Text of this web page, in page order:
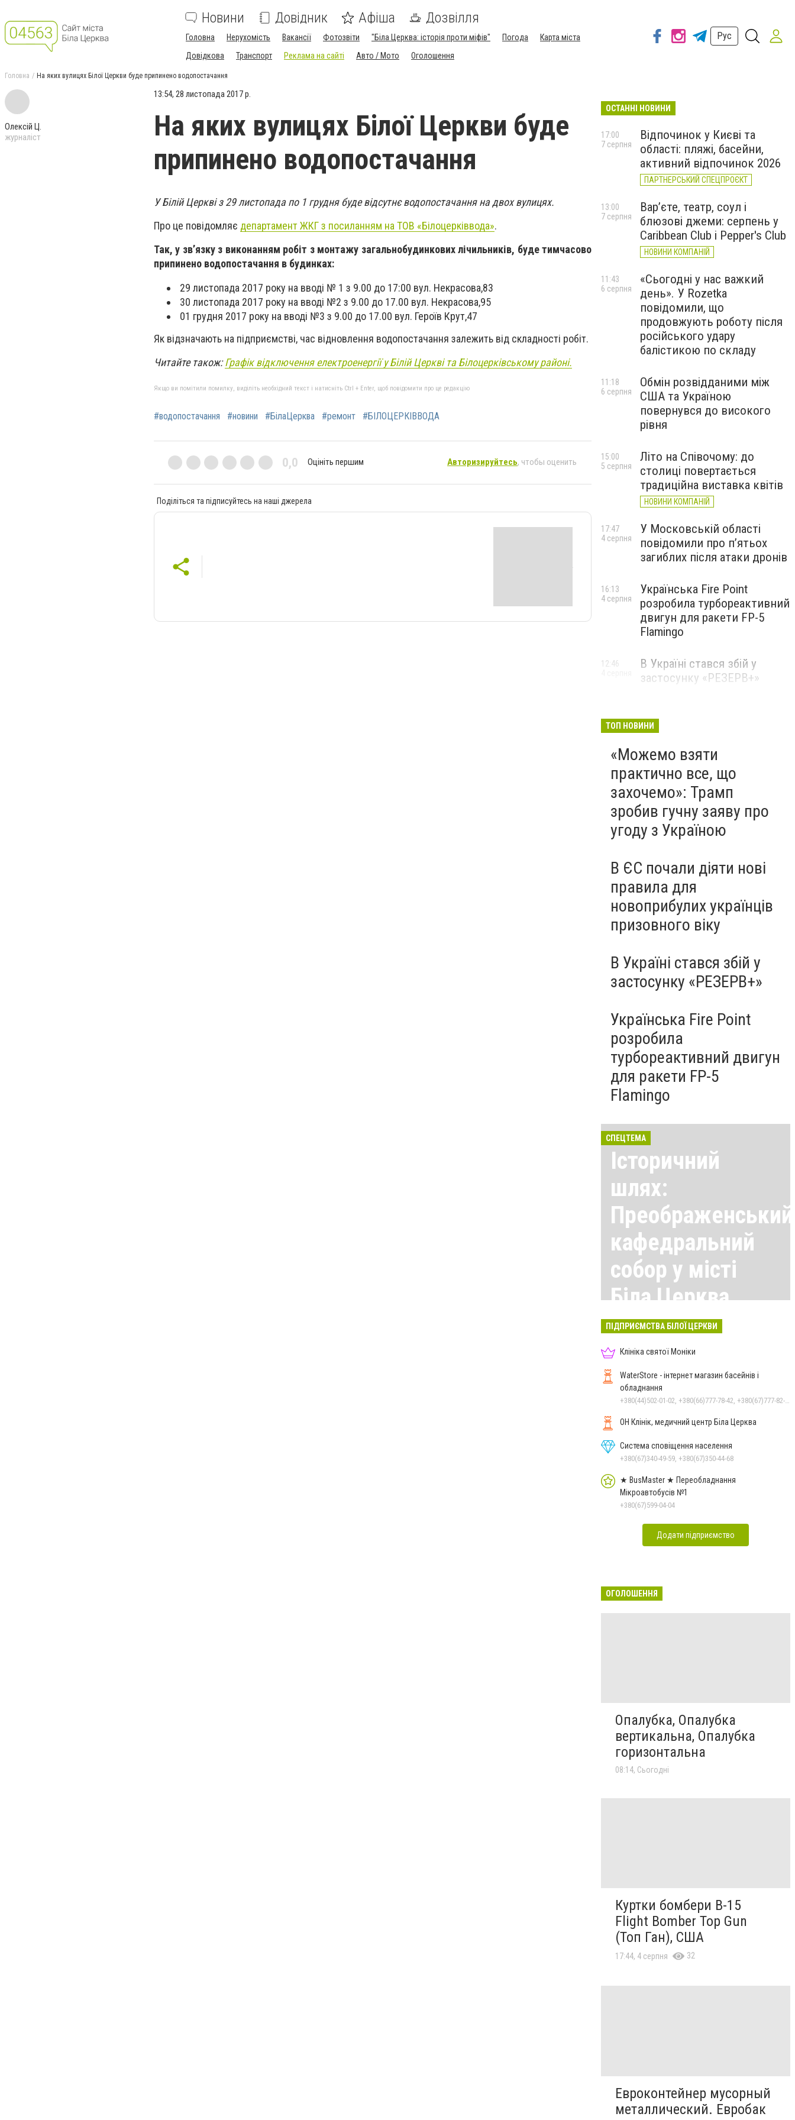
Новини Довідник Афіша Дозвілля
Головна Нерухомість Вакансії Фотозвіти "Біла Церква: історія проти міфів" Погода
Карта міста
Довідкова
Транспорт Реклама на сайті Авто / Мото Оголошення
Рус
Головна На яких вулицях Білої Церкви буде припинено водопостачання
Олексій Ц.
журналіст
13:54, 28 листопада 2017 р.
На яких вулицях Білої Церкви буде
припинено водопостачання
У Білій Церкві з 29 листопада по 1 грудня буде відсутнє водопостачання на двох вулицях.
Про це повідомляє департамент ЖКГ з посиланням на ТОВ «Білоцерківвода».
Так, у зв’язку з виконанням робіт з монтажу загальнобудинкових лічильників, буде тимчасово
припинено водопостачання в будинках:
29 листопада 2017 року на вводі № 1 з 9.00 до 17:00 вул. Некрасова,83
30 листопада 2017 року на вводі №2 з 9.00 до 17.00 вул. Некрасова,95
01 грудня 2017 року на вводі №3 з 9.00 до 17.00 вул. Героїв Крут,47
Як відзначають на підприємстві, час відновлення водопостачання залежить від складності робіт.
Читайте також:Графік відключення електроенергії у Білій Церкві та Білоцерківському районі.
Якщо ви помітили помилку, виділіть необхідний текст і натисніть Ctrl + Enter, щоб повідомити про це редакцію
#водопостачання #новини #БілаЦерква #ремонт #БІЛОЦЕРКІВВОДА
0,0 Оцініть першим Авторизируйтесь, чтобы оценить
Поділіться та підписуйтесь на наші джерела
ОСТАННІ НОВИНИ
Відпочинок у Києві та
області: пляжі, басейни,
активний відпочинок 2026
ПАРТНЕРСЬКИЙ СПЕЦПРОЄКТ
17:00
7 серпня
Вар’єте, театр, соул і
блюзові джеми: серпень у
Caribbean Club і Pepper's Club
НОВИНИ КОМПАНІЙ
13:00
7 серпня
«Сьогодні у нас важкий
день». У Rozetka
повідомили, що
продовжують роботу після
російського удару
балістикою по складу
11:43
6 серпня
Обмін розвідданими між
США та Україною
повернувся до високого
рівня
11:18
6 серпня
Літо на Співочому: до
столиці повертається
традиційна виставка квітів
НОВИНИ КОМПАНІЙ
15:00
5 серпня
У Московській області
повідомили про п’ятьох
загиблих після атаки дронів
17:47
4 серпня
Українська Fire Point
розробила турбореактивний
двигун для ракети FP-5
Flamingo
16:13
4 серпня
В Україні стався збій у
застосунку «РЕЗЕРВ+»
12:46
ТОП НОВИНИ
«Можемо взяти
практично все, що
захочемо»: Трамп
зробив гучну заяву про
угоду з Україною
В ЄС почали діяти нові
правила для
новоприбулих українців
призовного віку
В Україні стався збій у
застосунку «РЕЗЕРВ+»
Українська Fire Point
розробила
турбореактивний двигун
для ракети FP-5
Flamingo
СПЕЦТЕМА
Історичний
шлях:
Преображенський
кафедральний
собор у місті
Біла Церква
Всі матеріали тут
ПІДПРИЄМСТВА БІЛОЇ ЦЕРКВИ
Клініка святої Моніки
WaterStore - інтернет магазин басейнів і
обладнання
ОН Клінік, медичний центр Біла Церква
Система сповіщення населення
+380(67)340-49-59, +380(67)350-44-68
★ BusMaster ★ Переобладнання
Мікроавтобусів №1
+380(67)599-04-04
Додати підприємство
ОГОЛОШЕННЯ
Опалубка, Опалубка
вертикальна, Опалубка
горизонтальна
08:14, Сьогодні
Куртки бомбери B-15
Flight Bomber Top Gun
(Топ Ган), США
17:44, 4 серпня 32
Евроконтейнер мусорный
металлический. Евробак